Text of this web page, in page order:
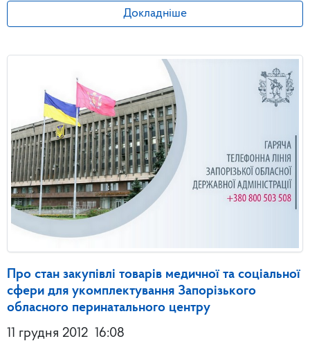
Докладніше
Про стан закупівлі товарів медичної та соціальної
сфери для укомплектування Запорізького
обласного перинатального центру
11 грудня 2012 16:08